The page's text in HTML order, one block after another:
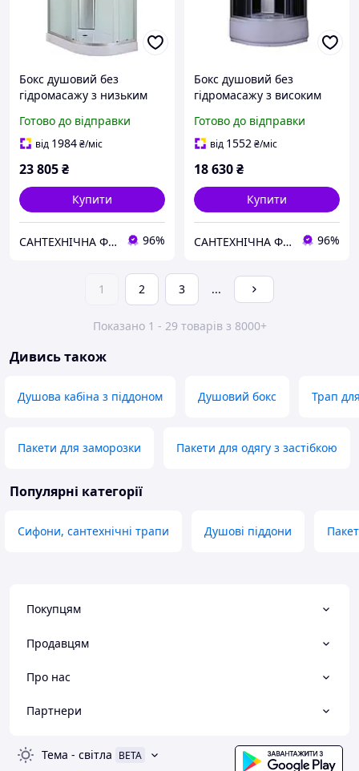
Бокс душовий без
гідромасажу з низьким
SB02-120x80x215-L-FB
SATIN матове скло 4мм
Готово до відправки
від 1984₴/міс
23 805₴
Купити
САНТЕХНІЧНА ФОРТЕЦЯ 96%
Бокс душовий без
гідромасажу з високим
SB01-90x90x215-GR SATIN
сіре тоноване скло 4мм
Готово до відправки
від 1552₴/міс
18 630₴
Купити
САНТЕХНІЧНА ФОРТЕЦЯ 96%
1 2 3 ...
Показано 1 - 29 товарів з 8000+
Дивись також
Душова кабіна з піддоном Душовий бокс Трап
Пакети для заморозки Пакети для одягу з застібкою
Популярні категорії
Сифони, сантехнічні трапи Душові піддони
Покупцям
Продавцям
Про нас
Партнери
Тема - світла BETA